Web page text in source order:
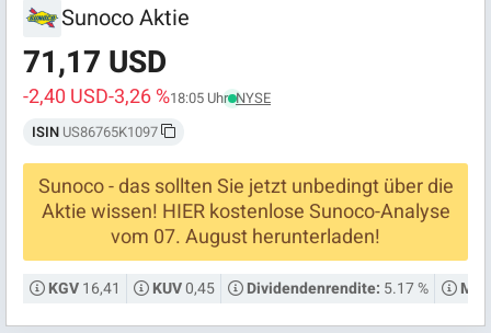
Sunoco Aktie
71,17 USD
-2,40 USD-3,26 %18:05 Uhr NYSE
ISIN US86765K1097
Sunoco - das sollten Sie jetzt unbedingt über die
Aktie wissen! HIER kostenlose Sunoco-Analyse
vom 07. August herunterladen!
KGV16,41 KUV0,45 Dividendenrendite: 5.17 %